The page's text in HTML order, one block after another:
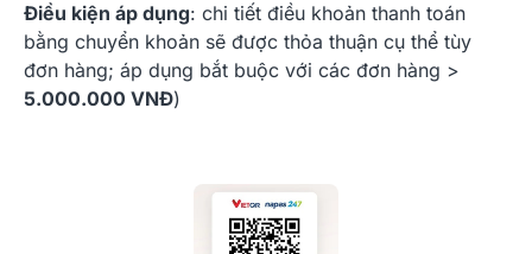
Điều kiện áp dụng: chi tiết điều khoản thanh toán
bằng chuyển khoản sẽ được thỏa thuận cụ thể tùy
đơn hàng; áp dụng bắt buộc với các đơn hàng >
5.000.000 VNĐ)